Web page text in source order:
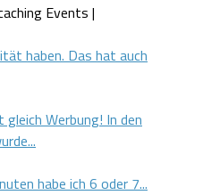
Events |
haben. Das hat auch
Werbung! In den
habe ich 6 oder 7...